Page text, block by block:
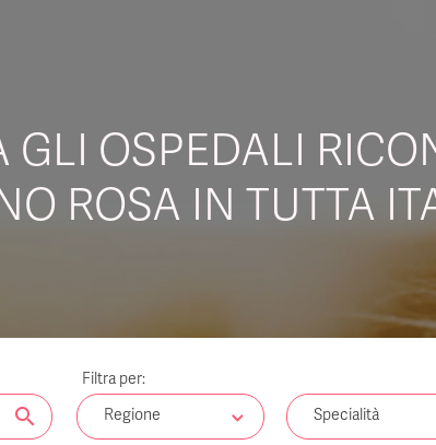
GLI OSPEDALI
ROSA IN TUTTA
search
Filtra per:
Regione
Specialità